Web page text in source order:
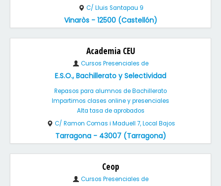
C/ Lluis Santapau 9
Vinaròs - 12500 (Castellón)
Academia CEU
Cursos Presenciales de
E.S.O., Bachillerato y Selectividad
Repasos para alumnos de Bachillerato
Impartimos clases online y presenciales
Alta tasa de aprobados
C/ Ramon Comas i Maduell 7, Local Bajos
Tarragona - 43007 (Tarragona)
Ceop
Cursos Presenciales de